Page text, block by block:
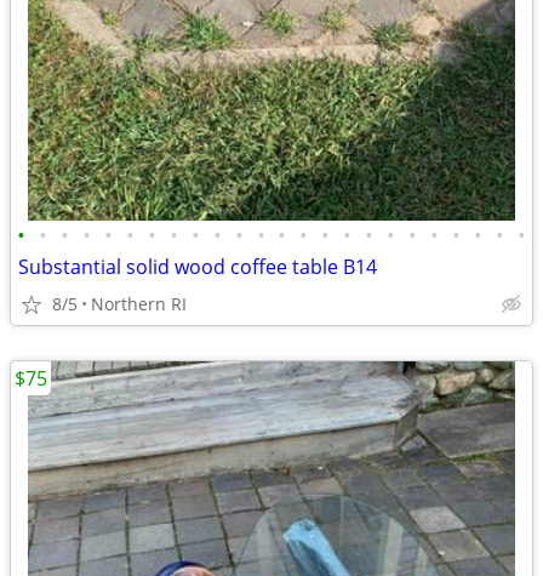
• • • • • • • • • • • • • • • • • • • • • • • •
Substantial solid wood coffee table B14
8/5 Northern RI
$75